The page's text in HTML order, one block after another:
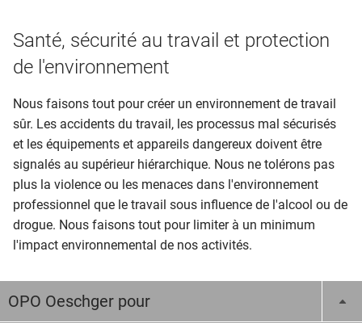
Santé, sécurité au travail et protection
de l'environnement
Nous faisons tout pour créer un environnement de travail
sûr. Les accidents du travail, les processus mal sécurisés
et les équipements et appareils dangereux doivent être
signalés au supérieur hiérarchique. Nous ne tolérons pas
plus la violence ou les menaces dans l'environnement
professionnel que le travail sous influence de l'alcool ou de
drogue. Nous faisons tout pour limiter à un minimum
l'impact environnemental de nos activités.
OPO Oeschger pour